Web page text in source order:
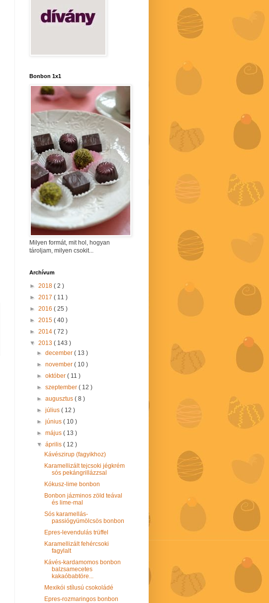
Bonbon 1x1
Milyen formát, mit hol, hogyan
tároljam, milyen csokit...
Archívum
► 2018 ( 2 )
► 2017 ( 11 )
► 2016 ( 25 )
► 2015 ( 40 )
► 2014 ( 72 )
▼ 2013 ( 143 )
►december( 13 )
►november( 10 )
►október( 11 )
►szeptember( 12 )
►augusztus( 8 )
►július( 12 )
►június( 10 )
►május( 13 )
▼április( 12 )
Kávészirup (fagyikhoz)
Karamellizált tejcsoki jégkrém
sós pekángrillázzsal
Kókusz-lime bonbon
Bonbon jázminos zöld teával
és lime-mal
Sós karamellás-
passiógyümölcsös bonbon
Epres-levendulás trüffel
Karamellizált fehércsoki
fagylalt
Kávés-kardamomos bonbon
balzsamecetes
kakaóbabtöre...
Mexikói stílusú csokoládé
Epres-rozmaringos bonbon